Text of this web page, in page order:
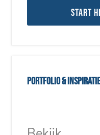
Start
Portfolio & inspiratie